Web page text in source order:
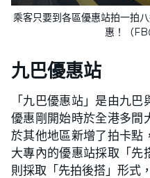
乘客只要到各區優惠站拍一拍
惠！（FB
九巴優惠站
「九巴優惠站」是由九
優惠剛開始時於全港多間
於其他地區新增了拍卡點
大專內的優惠站採取「先
則採取「先拍後搭」形式